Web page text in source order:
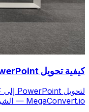
كيفية تحويل PowerPoint إلى PDF
MegaConvert.io — الشرائح والتنسيق محفوظة، مجاناً.